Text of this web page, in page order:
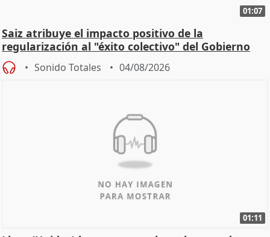
01:07
Saiz atribuye el impacto positivo de la
regularización al "éxito colectivo" del Gobierno
Sonido Totales 04/08/2026
01:11